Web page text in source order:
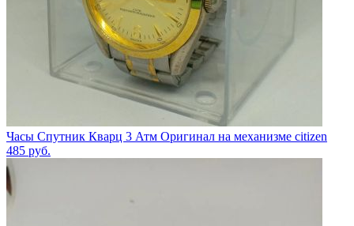
Часы Спутник Кварц 3 Атм Оригинал на механизме citizen
485 руб.